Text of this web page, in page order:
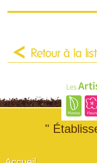
Retour à la
"